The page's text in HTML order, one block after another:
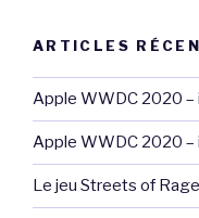
ARTICLES
Apple WWDC 2020 –
Apple WWDC 2020 –
Le jeu Streets of